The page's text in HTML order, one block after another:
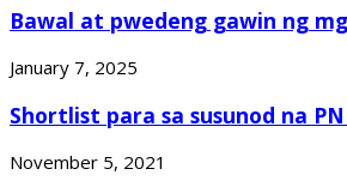
Bawal at pwedeng gawin ng
January 7, 2025
Shortlist para sa susunod na
November 5, 2021